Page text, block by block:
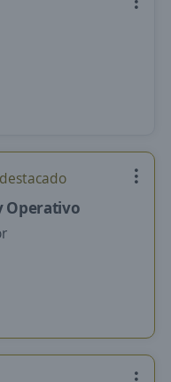
Operativo